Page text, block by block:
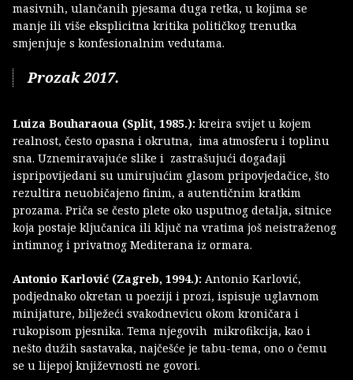
masivnih, ulančanih pjesama duga retka, u kojima se
manje ili više eksplicitna kritika političkog trenutka
smjenjuje s konfesionalnim vedutama.
Prozak 2017.
Luiza Bouharaoua (Split, 1985.): kreira svijet u kojem
realnost, često opasna i okrutna, ima atmosferu i toplinu
sna. Uznemiravajuće slike i zastrašujući događaji
ispripovijedani su umirujućim glasom pripovjedačice, što
rezultira neuobičajeno finim, a autentičnim kratkim
prozama. Priča se često plete oko usputnog detalja, sitnice
koja postaje ključanica ili ključ na vratima još neistraženog
intimnog i privatnog Mediterana iz ormara.
Antonio Karlović (Zagreb, 1994.): Antonio Karlović,
podjednako okretan u poeziji i prozi, ispisuje uglavnom
minijature, bilježeći svakodnevicu okom kroničara i
rukopisom pjesnika. Tema njegovih mikrofikcija, kao i
nešto dužih sastavaka, najčešće je tabu-tema, ono o čemu
se u lijepoj književnosti ne govori.